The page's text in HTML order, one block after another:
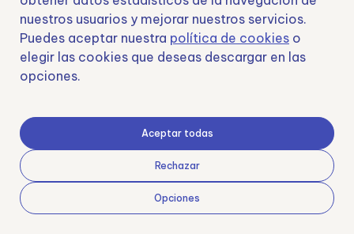
Samoving, S.L. En el marco del Programa ICEX Next, ha contado con el apoyo
de ICEX y con la cofinanciación del fondo europeo FEDER. LA finalidad de este
apoyo es contribuir al desarrollo internacional de la empresa y de su entorno.
Una manera de hacer Europa
nuestros usuarios y mejorar nuestros servicios.
Puedes aceptar nuestra política de cookies o
elegir las cookies que deseas descargar en las
opciones.
Aceptar todas
Rechazar
Opciones